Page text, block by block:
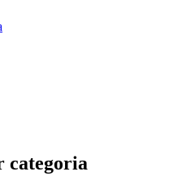
categoria